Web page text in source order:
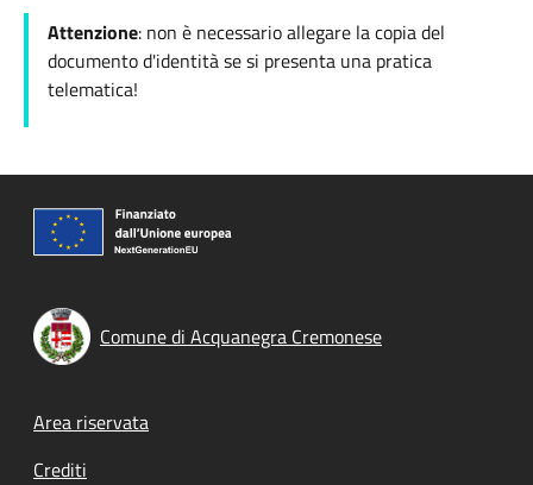
Attenzione: non è necessario allegare la copia del
documento d'identità se si presenta una pratica
telematica!
Comune di Acquanegra Cremonese
Footer menu
Area riservata
Crediti